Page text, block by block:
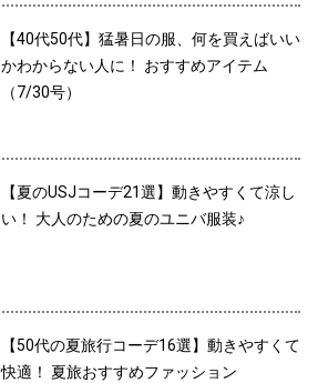
【40代50代】猛暑日の服、何を買えばいい
かわからない人に！ おすすめアイテム
（7/30号）
【夏のUSJコーデ21選】動きやすくて涼し
い！ 大人のための夏のユニバ服装♪
【50代の夏旅行コーデ16選】動きやすくて
快適！ 夏旅おすすめファッション